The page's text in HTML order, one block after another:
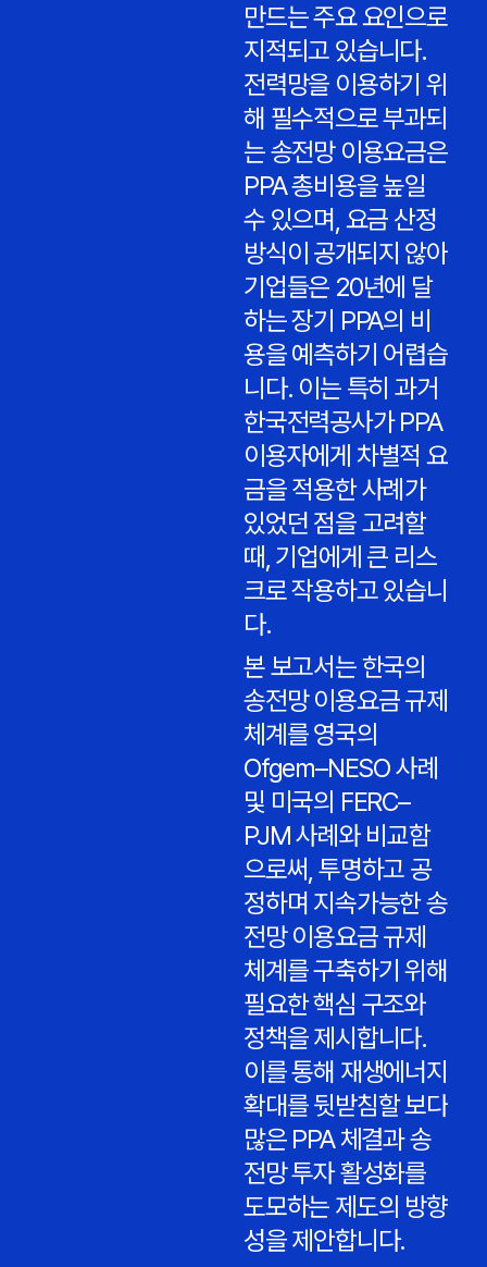
만드는 주요 요인으로
지적되고 있습니다.
전력망을 이용하기 위
해 필수적으로 부과되
는 송전망 이용요금은
PPA 총비용을 높일
수 있으며, 요금 산정
방식이 공개되지 않아
기업들은 20년에 달
하는 장기 PPA의 비
용을 예측하기 어렵습
니다. 이는 특히 과거
한국전력공사가 PPA
이용자에게 차별적 요
금을 적용한 사례가
있었던 점을 고려할
때, 기업에게 큰 리스
크로 작용하고 있습니
다.
본 보고서는 한국의
송전망 이용요금 규제
체계를 영국의
Ofgem–NESO 사례
및 미국의 FERC–
PJM 사례와 비교함
으로써, 투명하고 공
정하며 지속가능한 송
전망 이용요금 규제
체계를 구축하기 위해
필요한 핵심 구조와
정책을 제시합니다.
이를 통해 재생에너지
확대를 뒷받침할 보다
많은 PPA 체결과 송
전망 투자 활성화를
도모하는 제도의 방향
성을 제안합니다.